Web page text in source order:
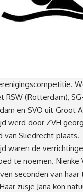
(Rotterdam),
en SVO uit Groot
werd door ZVH
van Sliedrecht plaats.
waren de
te noemen. Nienke
seconden van haar
zusje Jana kon